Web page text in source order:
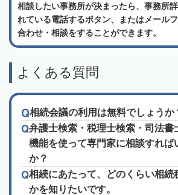
相談したい事務所が決まったら、事務所
れている電話するボタン、またはメール
合わせ・相談をすることができます。
よくある質問
相続会議の利用は無料でしょうか
弁護士検索・税理士検索・司法書
機能を使って専門家に相談すれば
か？
相続にあたって、どのくらい相続
かを知りたいです。